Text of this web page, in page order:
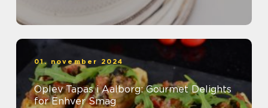
01. november 2024
Oplev Tapas i Aalborg: Gourmet Delights
for Enhver Smag